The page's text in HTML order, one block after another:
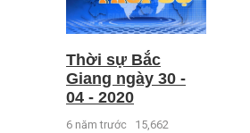
Thời sự Bắc
Giang ngày 30 -
04 - 2020
6 năm trước 15,662